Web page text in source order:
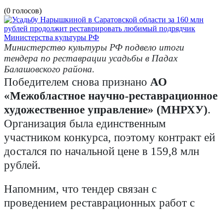
(0 голосов)
Министерство культуры РФ подвело итоги
тендера по реставрации усадьбы в Падах
Балашовского района.
Победителем снова признано АО
«Межобластное научно-реставрационное
художественное управление» (МНРХУ).
Организация была единственным
участником конкурса, поэтому контракт ей
достался по начальной цене в 159,8 млн
рублей.
Напомним, что тендер связан с
проведением реставрационных работ с